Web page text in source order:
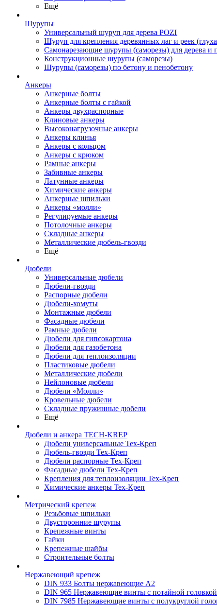
Ещё
Шурупы
Универсальный шуруп для дерева POZI
Шуруп для крепления деревянных лаг и реек
Самонарезающие шурупы (саморезы) для дерева и
Конструкционные шурупы (саморезы)
Шурупы (саморезы) по бетону и пенобетону
Анкеры
Анкерные болты
Анкерные болты с гайкой
Анкеры двухраспорные
Клиновые анкеры
Высоконагрузочные анкеры
Анкеры клинья
Анкеры с кольцом
Анкеры с крюком
Рамные анкеры
Забивные анкеры
Латунные анкеры
Химические анкеры
Анкерные шпильки
Анкеры «молли»
Регулируемые анкеры
Потолочные анкеры
Складные анкеры
Металлические дюбель-гвозди
Ещё
Дюбели
Универсальные дюбели
Дюбели-гвозди
Распорные дюбели
Дюбели-хомуты
Монтажные дюбели
Фасадные дюбели
Рамные дюбели
Дюбели для гипсокартона
Дюбели для газобетона
Дюбели для теплоизоляции
Пластиковые дюбели
Металлические дюбели
Нейлоновые дюбели
Дюбели «Молли»
Кровельные дюбели
Складные пружинные дюбели
Ещё
Дюбели и анкера TECH-KREP
Дюбели универсальные Тех-Креп
Дюбель-гвозди Тех-Креп
Дюбели распорные Тех-Креп
Фасадные дюбели Тех-Креп
Крепления для теплоизоляции Тех-Креп
Химические анкеры Тех-Креп
Метрический крепеж
Резьбовые шпильки
Двусторонние шурупы
Крепежные винты
Гайки
Крепежные шайбы
Строительные болты
Нержавеющий крепеж
DIN 933 Болты нержавеющие А2
DIN 965 Нержавеющие винты с потайной
DIN 7985 Нержавеющие винты с полукруглой